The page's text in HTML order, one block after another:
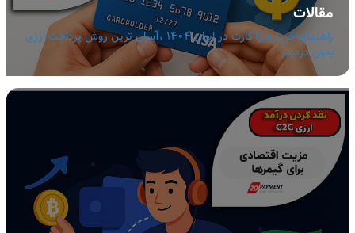
مقالات
راهنمای خرید ویزا کارت در ایران 1404 ،آسان ترین روش پرداخت ارزی
بدون دردسر